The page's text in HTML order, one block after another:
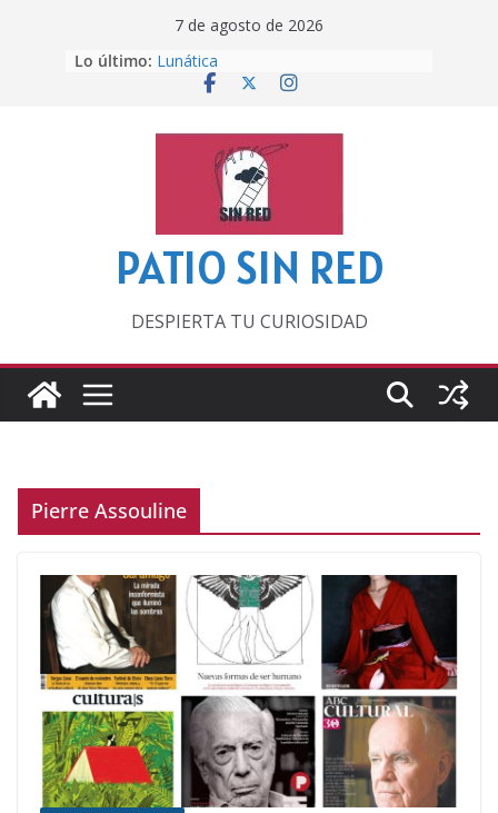
7 de agosto de 2026
Lo último: Lunática
Pero, hasta entonces…
‘La broma infinita’ de recomendar
lecturas veraniegas
Otra del Mundial
PATIO SIN RED
DESPIERTA TU CURIOSIDAD
Pierre Assouline